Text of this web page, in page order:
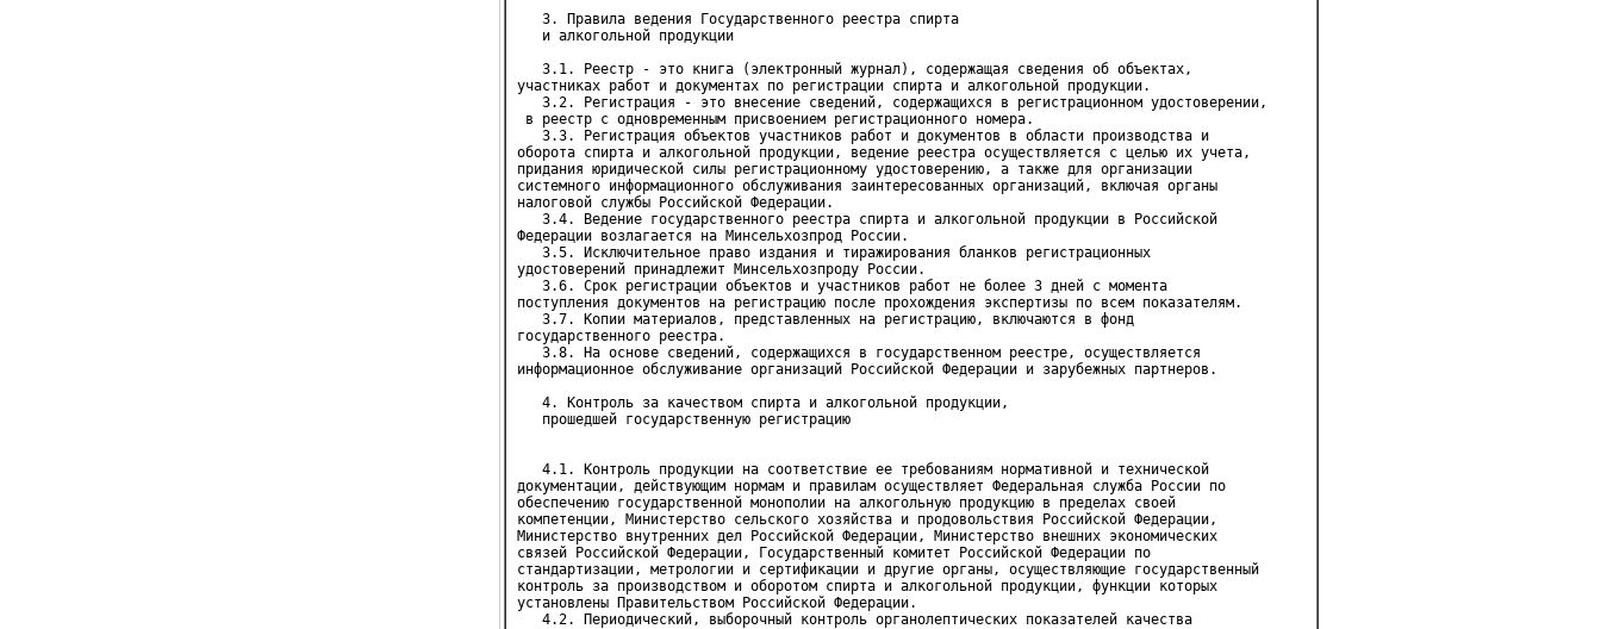
3. Правила ведения Государственного реестра спирта
и алкогольной продукции
3.1. Реестр - это книга (электронный журнал), содержащая сведения об объектах,
участниках работ и документах по регистрации спирта и алкогольной продукции.
3.2. Регистрация - это внесение сведений, содержащихся в регистрационном удостоверении,
в реестр с одновременным присвоением регистрационного номера.
3.3. Регистрация объектов участников работ и документов в области производства и
оборота спирта и алкогольной продукции, ведение реестра осуществляется с целью их учета,
придания юридической силы регистрационному удостоверению, а также для организации
системного информационного обслуживания заинтересованных организаций, включая органы
налоговой службы Российской Федерации.
3.4. Ведение государственного реестра спирта и алкогольной продукции в Российской
Федерации возлагается на Минсельхозпрод России.
3.5. Исключительное право издания и тиражирования бланков регистрационных
удостоверений принадлежит Минсельхозпроду России.
3.6. Срок регистрации объектов и участников работ не более 3 дней с момента
поступления документов на регистрацию после прохождения экспертизы по всем показателям.
3.7. Копии материалов, представленных на регистрацию, включаются в фонд
государственного реестра.
3.8. На основе сведений, содержащихся в государственном реестре, осуществляется
информационное обслуживание организаций Российской Федерации и зарубежных партнеров.
4. Контроль за качеством спирта и алкогольной продукции,
прошедшей государственную регистрацию
4.1. Контроль продукции на соответствие ее требованиям нормативной и технической
документации, действующим нормам и правилам осуществляет Федеральная служба России по
обеспечению государственной монополии на алкогольную продукцию в пределах своей
компетенции, Министерство сельского хозяйства и продовольствия Российской Федерации,
Министерство внутренних дел Российской Федерации, Министерство внешних экономических
связей Российской Федерации, Государственный комитет Российской Федерации по
стандартизации, метрологии и сертификации и другие органы, осуществляющие государственный
контроль за производством и оборотом спирта и алкогольной продукции, функции которых
установлены Правительством Российской Федерации.
4.2. Периодический, выборочный контроль органолептических показателей качества